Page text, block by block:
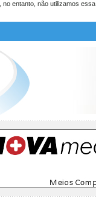
entanto, não utilizamos